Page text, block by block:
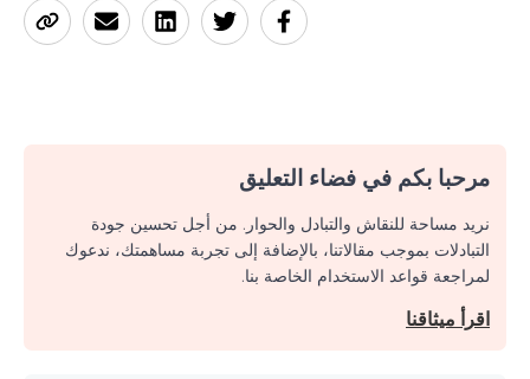
مرحبا بكم في فضاء التعليق
نريد مساحة للنقاش والتبادل والحوار. من أجل تحسين جودة
التبادلات بموجب مقالاتنا، بالإضافة إلى تجربة مساهمتك، ندعوك
لمراجعة قواعد الاستخدام الخاصة بنا.
اقرأ ميثاقنا